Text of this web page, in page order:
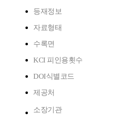
등재정보
자료형태
수록면
KCI 피인용횟수
DOI식별코드
제공처
소장기관